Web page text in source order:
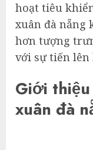
hoạt tiêu
xuân đà nẵng
hơn tượng
với sự tiến lên
Giới
xuân đà